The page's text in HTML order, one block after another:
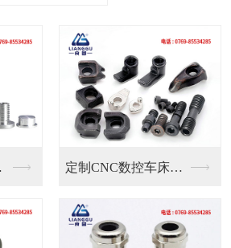
定制CNC数控车床刀... 预埋件铜螺母定制 滚...